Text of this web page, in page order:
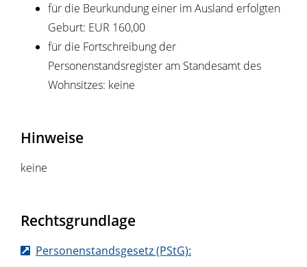
für die Beurkundung einer im Ausland erfolgten
Geburt: EUR 160,00
für die Fortschreibung der
Personenstandsregister am Standesamt des
Wohnsitzes: keine
Hinweise
keine
Rechtsgrundlage
Personenstandsgesetz (PStG):